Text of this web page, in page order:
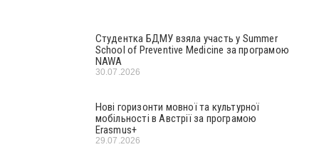
Студентка БДМУ взяла участь у Summer
School of Preventive Medicine за програмою
NAWA
30.07.2026
Нові горизонти мовної та культурної
мобільності в Австрії за програмою
Erasmus+
29.07.2026